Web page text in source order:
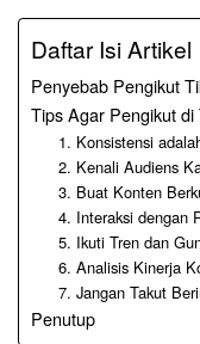
Daftar Isi Artikel
Penyebab Pengikut
Tips Agar Pengikut
1. Konsistensi
2. Kenali Audiens
3. Buat Konten
4. Interaksi dengan
5. Ikuti Tren dan
6. Analisis Kinerja
7. Jangan Takut
Penutup